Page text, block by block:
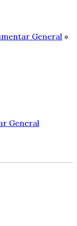
General »
General